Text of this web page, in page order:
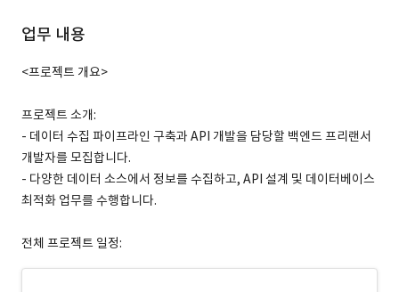
업무 내용
<프로젝트 개요>
프로젝트 소개:
- 데이터 수집 파이프라인 구축과 API 개발을 담당할 백엔드 프리랜서
개발자를 모집합니다.
- 다양한 데이터 소스에서 정보를 수집하고, API 설계 및 데이터베이스
최적화 업무를 수행합니다.
전체 프로젝트 일정: